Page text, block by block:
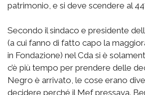
patrimonio, e si deve scendere al
Secondo il sindaco e presidente
(a cui fanno di fatto capo la
in Fondazione) nel Cda si è
c’è più tempo per prendere delle
Negro è arrivato, le cose erano
decidere perché il Mef pressava.